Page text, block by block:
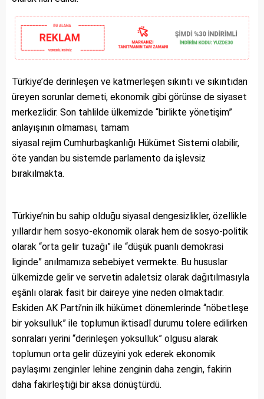
Türkiye’de derinleşen ve katmerleşen sıkıntı ve sıkıntıdan
üreyen sorunlar demeti, ekonomik gibi görünse de siyaset
merkezlidir. Son tahlilde ülkemizde “birlikte yönetişim”
anlayışının olmaması, tamam
siyasal rejim Cumhurbaşkanlığı Hükümet Sistemi olabilir,
öte yandan bu sistemde parlamento da işlevsiz
bırakılmakta.
Türkiye’nin bu sahip olduğu siyasal dengesizlikler, özellikle
yıllardır hem sosyo-ekonomik olarak hem de sosyo-politik
olarak “orta gelir tuzağı” ile “düşük puanlı demokrasi
liginde” anılmamıza sebebiyet vermekte. Bu hususlar
ülkemizde gelir ve servetin adaletsiz olarak dağıtılmasıyla
eşânlı olarak fasit bir daireye yine neden olmaktadır.
Eskiden AK Parti’nin ilk hükümet dönemlerinde “nöbetleşe
bir yoksulluk” ile toplumun iktisadî durumu tolere edilirken
sonraları yerini “derinleşen yoksulluk” olgusu alarak
toplumun orta gelir düzeyini yok ederek ekonomik
paylaşımı zenginler lehine zenginin daha zengin, fakirin
daha fakirleştiği bir aksa dönüştürdü.